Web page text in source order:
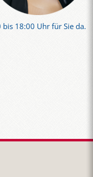
18:00 Uhr für Sie da.